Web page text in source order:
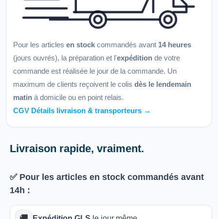
Pour les articles en stock commandés avant 14 heures
(jours ouvrés), la préparation et l'expédition de votre
commande est réalisée le jour de la commande. Un
maximum de clients reçoivent le colis dès le lendemain
matin à domicile ou en point relais.
CGV Détails livraison & transporteurs →
Livraison rapide, vraiment.
✅ Pour les articles en stock commandés avant
14h :